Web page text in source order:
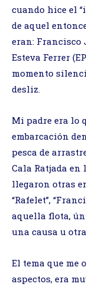
cuando hice el
de aquel
eran: Francisco
Esteva Ferrer
momento
desliz.
Mi padre era lo
embarcación
pesca de
Cala Ratjada
llegaron otras
“Rafelet”,
aquella flota,
una causa u
El tema que me
aspectos, era